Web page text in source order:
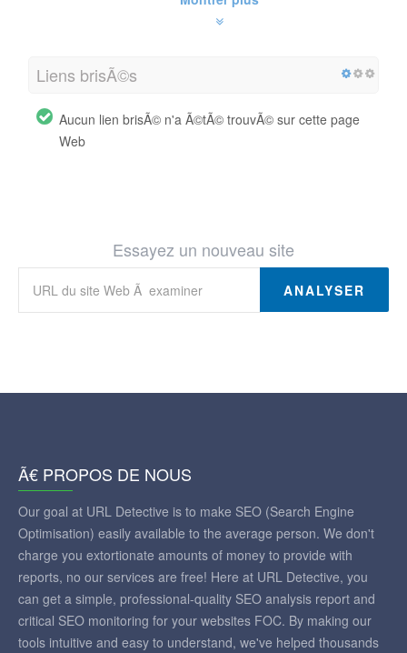
Liens brisÃ©s
Aucun lien brisÃ© n'a Ã©tÃ© trouvÃ© sur cette page
Web
Essayez un nouveau site
ANALYSER
Ã€ PROPOS DE NOUS
Our goal at URL Detective is to make SEO (Search Engine
Optimisation) easily available to the average person. We don't
charge you extortionate amounts of money to provide with
reports, no our services are free! Here at URL Detective, you
can get a simple, professional-quality SEO analysis report and
critical SEO monitoring for your websites FOC. By making our
tools intuitive and easy to understand, we've helped thousands